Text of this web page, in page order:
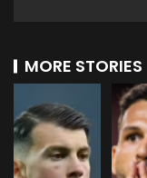
MORE STORIES